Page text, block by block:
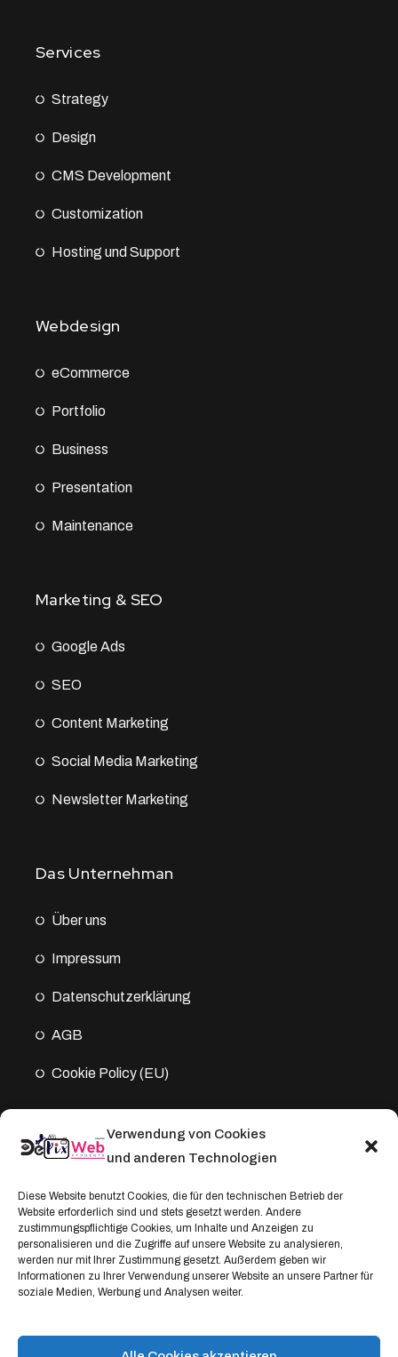
Verwendung von Cookies
und anderen Technologien
Diese Website benutzt Cookies, die für den technischen Betrieb der
Website erforderlich sind und stets gesetzt werden. Andere
zustimmungspflichtige Cookies, um Inhalte und Anzeigen zu
personalisieren und die Zugriffe auf unsere Website zu analysieren,
werden nur mit Ihrer Zustimmung gesetzt. Außerdem geben wir
Informationen zu Ihrer Verwendung unserer Website an unsere Partner für
soziale Medien, Werbung und Analysen weiter.
Services
Strategy
Design
CMS Development
Customization
Hosting und Support
Webdesign
eCommerce
Portfolio
Business
Presentation
Maintenance
Marketing & SEO
Google Ads
SEO
Content Marketing
Social Media Marketing
Newsletter Marketing
Das Unternehman
Über uns
Impressum
Datenschutz­erklärung
AGB
Cookie Policy (EU)
Kontakt
Address:
Windthorststraße 20
48153 Münster, Deutschland
WhatsApp:
+4917664335685
Email